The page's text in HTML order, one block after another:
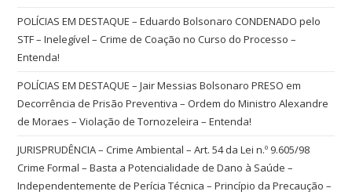
POLÍCIAS EM DESTAQUE – Eduardo Bolsonaro CONDENADO pelo
STF – Inelegível – Crime de Coação no Curso do Processo –
Entenda!
POLÍCIAS EM DESTAQUE – Jair Messias Bolsonaro PRESO em
Decorrência de Prisão Preventiva – Ordem do Ministro Alexandre
de Moraes – Violação de Tornozeleira – Entenda!
JURISPRUDÊNCIA – Crime Ambiental – Art. 54 da Lei n.º 9.605/98
Crime Formal – Basta a Potencialidade de Dano à Saúde –
Independentemente de Perícia Técnica – Princípio da Precaução –